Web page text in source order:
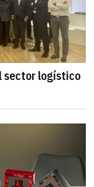
sector logístico